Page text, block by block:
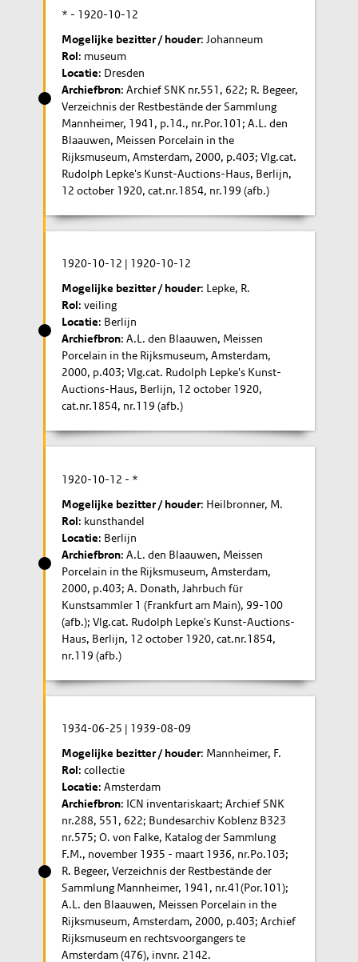
* - 1920-10-12
Mogelijke bezitter / houder: Johanneum
Rol: museum
Locatie: Dresden
Archiefbron: Archief SNK nr.551, 622; R. Begeer,
Verzeichnis der Restbestände der Sammlung
Mannheimer, 1941, p.14., nr.Por.101; A.L. den
Blaauwen, Meissen Porcelain in the
Rijksmuseum, Amsterdam, 2000, p.403; Vlg.cat.
Rudolph Lepke's Kunst-Auctions-Haus, Berlijn,
12 october 1920, cat.nr.1854, nr.199 (afb.)
1920-10-12 | 1920-10-12
Mogelijke bezitter / houder: Lepke, R.
Rol: veiling
Locatie: Berlijn
Archiefbron: A.L. den Blaauwen, Meissen
Porcelain in the Rijksmuseum, Amsterdam,
2000, p.403; Vlg.cat. Rudolph Lepke's Kunst-
Auctions-Haus, Berlijn, 12 october 1920,
cat.nr.1854, nr.119 (afb.)
1920-10-12 - *
Mogelijke bezitter / houder: Heilbronner, M.
Rol: kunsthandel
Locatie: Berlijn
Archiefbron: A.L. den Blaauwen, Meissen
Porcelain in the Rijksmuseum, Amsterdam,
2000, p.403; A. Donath, Jahrbuch für
Kunstsammler 1 (Frankfurt am Main), 99-100
(afb.); Vlg.cat. Rudolph Lepke's Kunst-Auctions-
Haus, Berlijn, 12 october 1920, cat.nr.1854,
nr.119 (afb.)
1934-06-25 | 1939-08-09
Mogelijke bezitter / houder: Mannheimer, F.
Rol: collectie
Locatie: Amsterdam
Archiefbron: ICN inventariskaart; Archief SNK
nr.288, 551, 622; Bundesarchiv Koblenz B323
nr.575; O. von Falke, Katalog der Sammlung
F.M., november 1935 - maart 1936, nr.Po.103;
R. Begeer, Verzeichnis der Restbestände der
Sammlung Mannheimer, 1941, nr.41(Por.101);
A.L. den Blaauwen, Meissen Porcelain in the
Rijksmuseum, Amsterdam, 2000, p.403; Archief
Rijksmuseum en rechtsvoorgangers te
Amsterdam (476), invnr. 2142.